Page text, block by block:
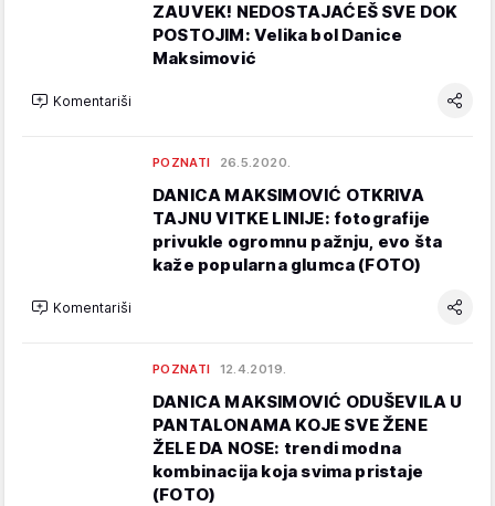
ZAUVEK! NEDOSTAJAĆEŠ SVE DOK
POSTOJIM: Velika bol Danice
Maksimović
Komentariši
POZNATI 26.5.2020.
DANICA MAKSIMOVIĆ OTKRIVA
TAJNU VITKE LINIJE: fotografije
privukle ogromnu pažnju, evo šta
kaže popularna glumca (FOTO)
Komentariši
POZNATI 12.4.2019.
DANICA MAKSIMOVIĆ ODUŠEVILA U
PANTALONAMA KOJE SVE ŽENE
ŽELE DA NOSE: trendi modna
kombinacija koja svima pristaje
(FOTO)